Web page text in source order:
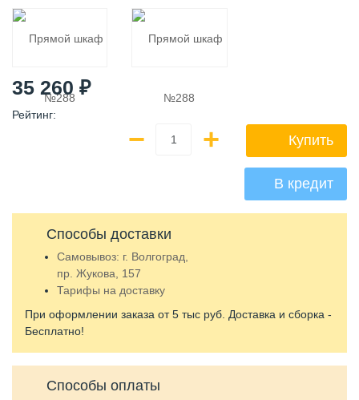
35 260 ₽
Рейтинг:
− + Купить
В кредит
Способы доставки
Самовывоз: г. Волгоград,
пр. Жукова, 157
Тарифы на доставку
При оформлении заказа от 5 тыс руб. Доставка и сборка -
Бесплатно!
Способы оплаты